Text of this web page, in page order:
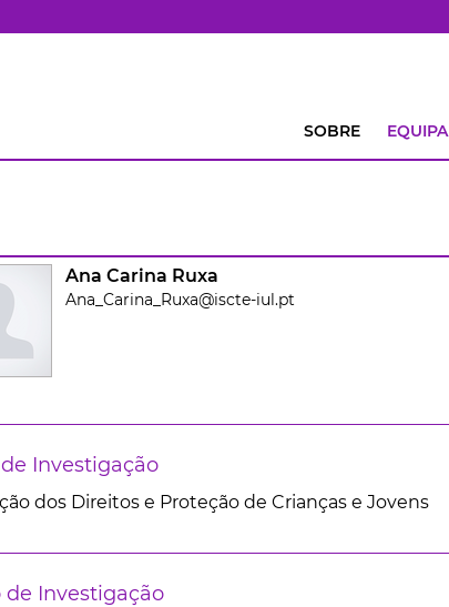
SOBRE EQUIPA
Ana Carina Ruxa
Ana_Carina_Ruxa@iscte-iul.pt
Investigação
dos Direitos e Proteção de Crianças e Jovens
de Investigação